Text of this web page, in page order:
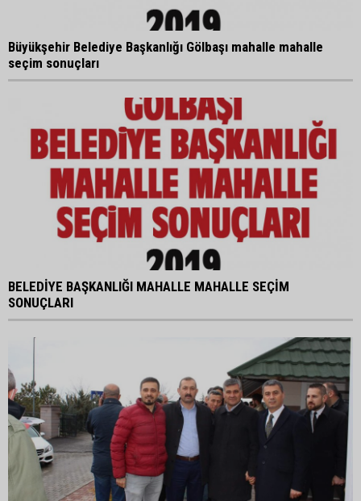
Büyükşehir Belediye Başkanlığı Gölbaşı mahalle mahalle
seçim sonuçları
BELEDİYE BAŞKANLIĞI MAHALLE MAHALLE SEÇİM
SONUÇLARI